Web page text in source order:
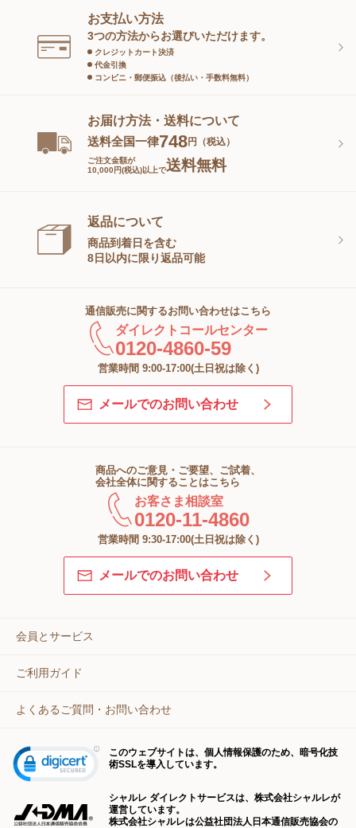
スキンケアグッズ
お支払い方法
3つの方法からお選びいただけます。
クレジットカート決済
代金引換
コンビニ・郵便振込（後払い・手数料無料）
お届け方法・送料について
送料全国一律748円（税込）
ご注文金額が
10,000円(税込)以上で送料無料
返品について
商品到着日を含む
8日以内に限り返品可能
通信販売に関するお問い合わせはこちら
ダイレクトコールセンター
0120-4860-59
営業時間 9:00-17:00(土日祝は除く)
メールでのお問い合わせ
商品へのご意見・ご要望、ご試着、
会社全体に関することはこちら
お客さま相談室
0120-11-4860
営業時間 9:30-17:00(土日祝は除く)
メールでのお問い合わせ
会員とサービス
ご利用ガイド
よくあるご質問・お問い合わせ
このウェブサイトは、個人情報保護のため、暗号化技
術SSLを導入しています。
シャルレ ダイレクトサービスは、株式会社シャルレが
運営しています。
株式会社シャルレは公益社団法人日本通信販売協会の